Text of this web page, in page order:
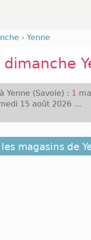
› Yenne
Yenne (Savoie) : 1
15 août 2026 ...
les magasins
classés du plus
les magasins de